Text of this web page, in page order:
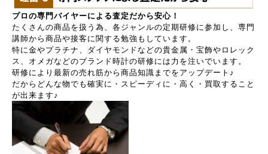
プロの専門バイヤーによる査定だから安心！
たくさんの商品を扱う為、各ジャンルの定期研修に参加し、専門
講師から商品や接客に関する勉強もしています。
特に金やプラチナ、ダイヤモンドなどの貴金属・宝飾やロレック
ス、オメガなどのブランド時計の研修には力を注いでいます。
研修により最新の売れ筋から商品知識までをアップデート♪
だからどんな物でも確実に・スピーディに・高く・買取すること
が出来ます♪